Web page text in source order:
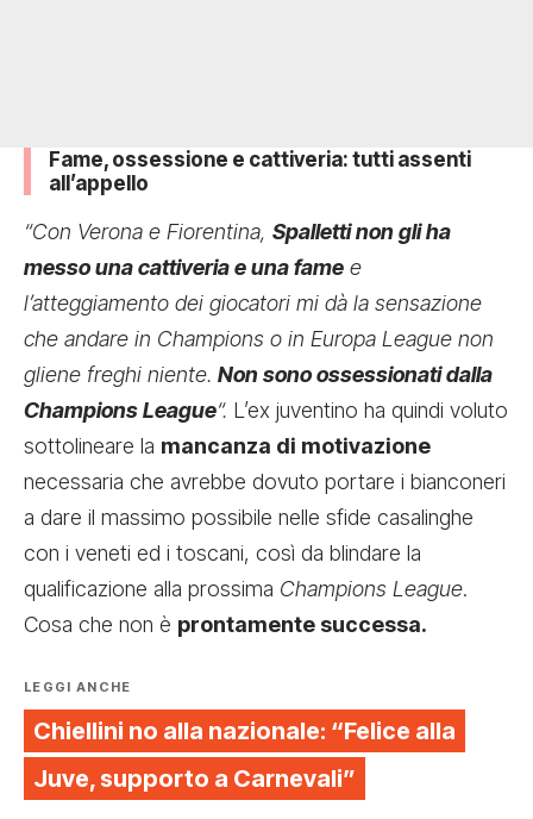
Fame, ossessione e cattiveria: tutti assenti
all’appello
“Con Verona e Fiorentina, Spalletti non gli ha
messo una cattiveria e una fame e
l’atteggiamento dei giocatori mi dà la sensazione
che andare in Champions o in Europa League non
gliene freghi niente. Non sono ossessionati dalla
Champions League“. L’ex juventino ha quindi voluto
sottolineare la mancanza di motivazione
necessaria che avrebbe dovuto portare i bianconeri
a dare il massimo possibile nelle sfide casalinghe
con i veneti ed i toscani, così da blindare la
qualificazione alla prossima Champions League.
Cosa che non è prontamente successa.
LEGGI ANCHE
Chiellini no alla nazionale: “Felice alla
Juve, supporto a Carnevali”